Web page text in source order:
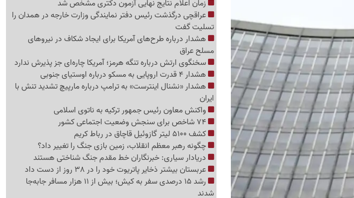
زمان اعلام نتایج نهایی آزمون دکتری مشخص شد
عراقچی درگذشت رئیس دفتر نمایندگی وزارت خارجه در همدان را
تسلیت گفت
هشدار درباره طرح‌های آمریکا برای ایجاد شکاف در نیروهای
مسلح عراق
سخنگوی ارتش درباره تنگه هرمز؛ آمریکا چاره‌ای جز پذیرش ندارد
هشدار 4 قدرت اروپایی به مسکو درباره اوستیای جنوبی
هشدار «نشنال اینترست» به ترامپ درباره مارپیچ تشدید تنش با
ایران
واکنش معاون رئیس جمهور ترکیه به ناتوی اسلامی
کشف 5100 لیتر گازوئیل قاچاق در رباط کریم
چگونه رهبر معظم انقلاب، زمین بازی جنگ را تغییر داد؟
دریادار سیاری: خبرنگاران خط مقدم جنگ شناختی هستند
عربستان بیشتر ذخایر پاتریوت خود را در 38 روز از دست داد
رشد 15 درصدی سفر به کیش؛ بیش از 11 هزار مسافر جابه‌جا
شدند